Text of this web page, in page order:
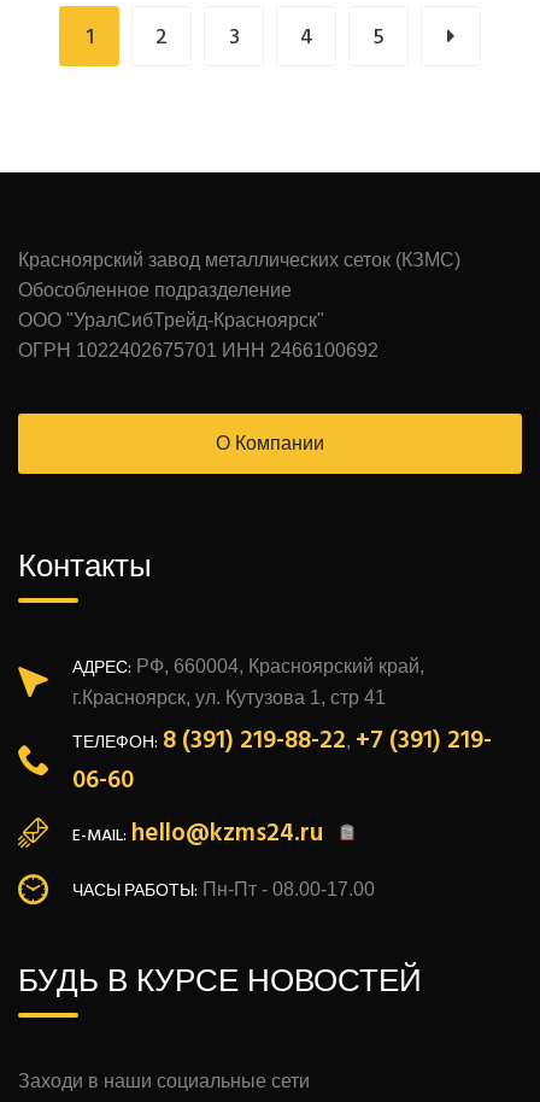
1 2 3 4 5
Красноярский завод металлических сеток (КЗМС)
Обособленное подразделение
ООО "УралСибТрейд-Красноярск"
ОГРН 1022402675701 ИНН 2466100692
О Компании
Контакты
АДРЕС: РФ, 660004, Красноярский край,
г.Красноярск, ул. Кутузова 1, стр 41
ТЕЛЕФОН: 8 (391) 219-88-22, +7 (391) 219-
06-60
E-MAIL: hello@kzms24.ru
ЧАСЫ РАБОТЫ: Пн-Пт - 08.00-17.00
БУДЬ В КУРСЕ НОВОСТЕЙ
Заходи в наши социальные сети